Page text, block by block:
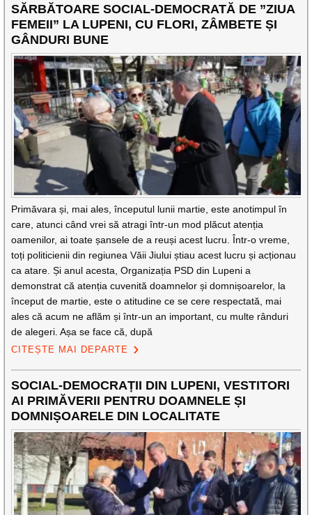
SĂRBĂTOARE SOCIAL-DEMOCRATĂ DE ”ZIUA
FEMEII” LA LUPENI, CU FLORI, ZÂMBETE ȘI
GÂNDURI BUNE
Primăvara și, mai ales, începutul lunii martie, este anotimpul în
care, atunci când vrei să atragi într-un mod plăcut atenția
oamenilor, ai toate șansele de a reuși acest lucru. Într-o vreme,
toți politicienii din regiunea Văii Jiului știau acest lucru și acționau
ca atare. Și anul acesta, Organizația PSD din Lupeni a
demonstrat că atenția cuvenită doamnelor și domnișoarelor, la
început de martie, este o atitudine ce se cere respectată, mai
ales că acum ne aflăm și într-un an important, cu multe rânduri
de alegeri. Așa se face că, după
CITEȘTE MAI DEPARTE
SOCIAL-DEMOCRAȚII DIN LUPENI, VESTITORI
AI PRIMĂVERII PENTRU DOAMNELE ȘI
DOMNIȘOARELE DIN LOCALITATE